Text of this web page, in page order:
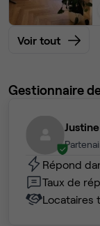
Voir tout
Gestionnaire
Justine
Répond
Taux de
Locataires